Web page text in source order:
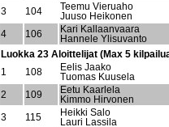
3
104
Teemu Vieruaho
Juuso Heikonen
4
106
Kari Kallaanvaara
Hannele Ylisuvanto
Luokka 23 Aloittelijat (Max 5
1
108
Eelis Jaako
Tuomas Kuusela
2
109
Eetu Kaarlela
Kimmo Hirvonen
3
115
Heikki Salo
Lauri Lassila